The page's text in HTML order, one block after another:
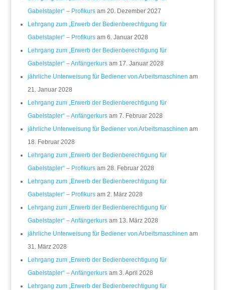
Gabelstapler“ – Profikursam 20. Dezember 2027
Lehrgang zum „Erwerb der Bedienberechtigung für
Gabelstapler“ – Profikursam 6. Januar 2028
Lehrgang zum „Erwerb der Bedienberechtigung für
Gabelstapler“ – Anfängerkursam 17. Januar 2028
jährliche Unterweisung für Bediener von Arbeitsmaschinen am
21. Januar 2028
Lehrgang zum „Erwerb der Bedienberechtigung für
Gabelstapler“ – Anfängerkursam 7. Februar 2028
jährliche Unterweisung für Bediener von Arbeitsmaschinen am
18. Februar 2028
Lehrgang zum „Erwerb der Bedienberechtigung für
Gabelstapler“ – Profikursam 28. Februar 2028
Lehrgang zum „Erwerb der Bedienberechtigung für
Gabelstapler“ – Profikursam 2. März 2028
Lehrgang zum „Erwerb der Bedienberechtigung für
Gabelstapler“ – Anfängerkursam 13. März 2028
jährliche Unterweisung für Bediener von Arbeitsmaschinen am
31. März 2028
Lehrgang zum „Erwerb der Bedienberechtigung für
Gabelstapler“ – Anfängerkursam 3. April 2028
Lehrgang zum „Erwerb der Bedienberechtigung für